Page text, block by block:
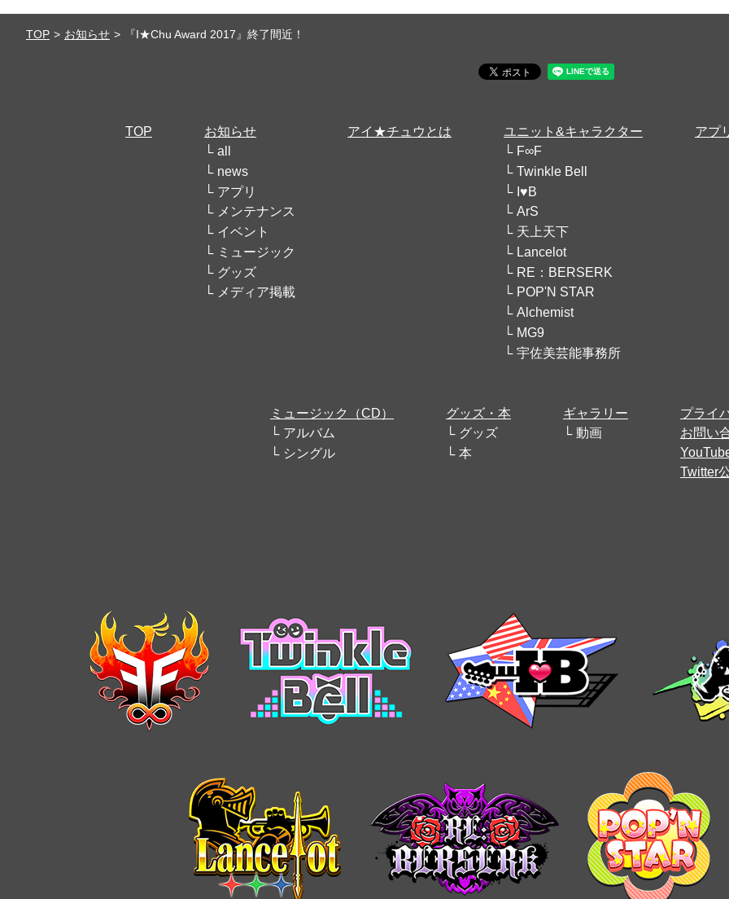
TOP お知らせ 『I★Chu Award 2017』終了間近！
TOP
お知らせ
all
news
アプリ
メンテナンス
イベント
ミュージック
グッズ
メディア掲載
アイ★チュウとは
ユニット&キャラクター
F∞F
Twinkle Bell
I♥B
ArS
天上天下
Lancelot
RE：BERSERK
POP'N STAR
Alchemist
MG9
宇佐美芸能事務所
アプ
ミュージック（CD）
アルバム
シングル
グッズ・本
グッズ
本
ギャラリー
動画
プライ
お問い
Twitter